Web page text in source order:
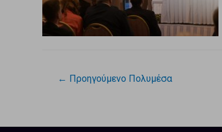
← Προηγούμενο Πολυμέσα